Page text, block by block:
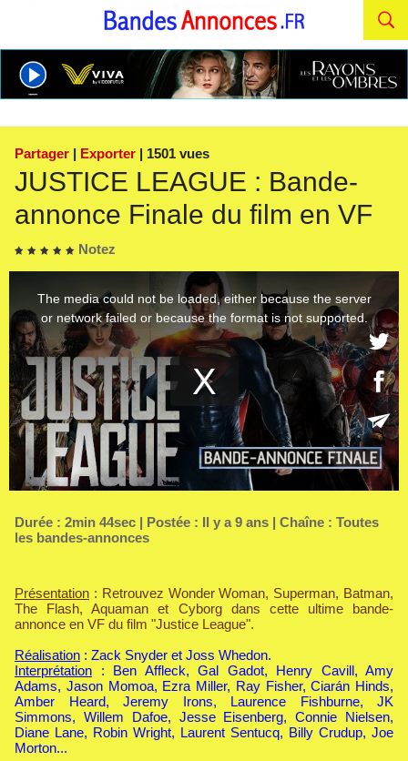
Partager | Exporter | 1501 vues
JUSTICE LEAGUE : Bande-
annonce Finale du film en VF
Notez
Durée : 2min 44sec | Postée : Il y a 9 ans | Chaîne : Toutes
les bandes-annonces
Présentation : Retrouvez Wonder Woman, Superman, Batman,
The Flash, Aquaman et Cyborg dans cette ultime bande-
annonce en VF du film "Justice League".
Réalisation : Zack Snyder et Joss Whedon.
Interprétation : Ben Affleck, Gal Gadot, Henry Cavill, Amy
Adams, Jason Momoa, Ezra Miller, Ray Fisher, Ciarán Hinds,
Amber Heard, Jeremy Irons, Laurence Fishburne, JK
Simmons, Willem Dafoe, Jesse Eisenberg, Connie Nielsen,
Diane Lane, Robin Wright, Laurent Sentucq, Billy Crudup, Joe
Morton...